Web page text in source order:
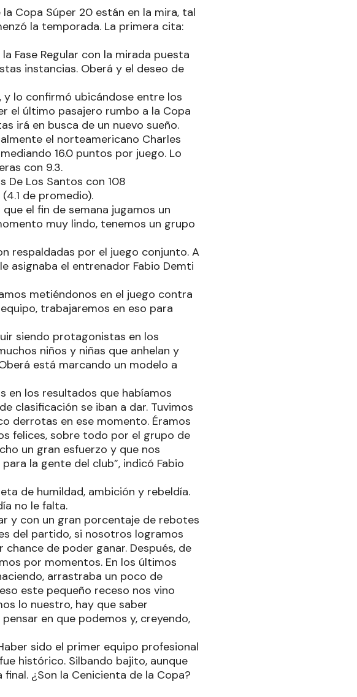
Copa Súper 20 están en la mira, tal
la temporada. La primera cita:
Fase Regular con la mirada puesta
instancias. Oberá y el deseo de
y lo confirmó ubicándose entre los
el último pasajero rumbo a la Copa
irá en busca de un nuevo sueño.
el norteamericano Charles
16.0 puntos por juego. Lo
con 9.3.
De Los Santos con 108
de promedio).
el fin de semana jugamos un
muy lindo, tenemos un grupo
respaldadas por el juego conjunto. A
asignaba el entrenador Fabio Demti
metiéndonos en el juego contra
trabajaremos en eso para
siendo protagonistas en los
niños y niñas que anhelan y
está marcando un modelo a
en los resultados que habíamos
clasificación se iban a dar. Tuvimos
derrotas en ese momento. Éramos
felices, sobre todo por el grupo de
un gran esfuerzo y que nos
la gente del club”, indicó Fabio
de humildad, ambición y rebeldía.
no le falta.
y con un gran porcentaje de rebotes
del partido, si nosotros logramos
de poder ganar. Después, de
por momentos. En los últimos
arrastraba un poco de
este pequeño receso nos vino
lo nuestro, hay que saber
en que podemos y, creyendo,
sido el primer equipo profesional
histórico. Silbando bajito, aunque
¿Son la Cenicienta de la Copa?